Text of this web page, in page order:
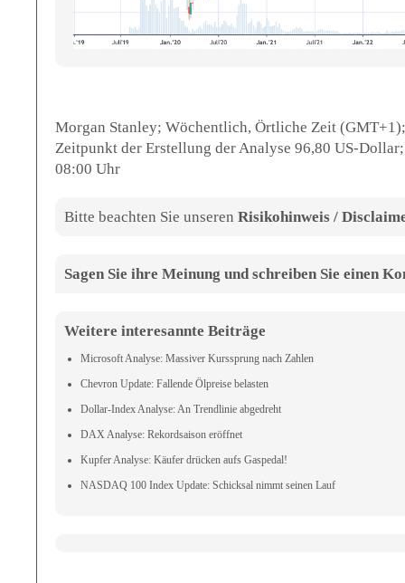
Morgan Stanley; Wöchentlich, Örtliche Zeit
Zeitpunkt der Erstellung der Analyse 96,80 US-
08:00 Uhr
Bitte beachten Sie unseren Risikohinweis /
Sagen Sie ihre Meinung und schreiben Sie einen
Weitere interesannte Beiträge
Microsoft Analyse: Massiver Kurssprung nach Zahlen
Chevron Update: Fallende Ölpreise belasten
Dollar-Index Analyse: An Trendlinie abgedreht
DAX Analyse: Rekordsaison eröffnet
Kupfer Analyse: Käufer drücken aufs Gaspedal!
NASDAQ 100 Index Update: Schicksal nimmt seinen Lauf